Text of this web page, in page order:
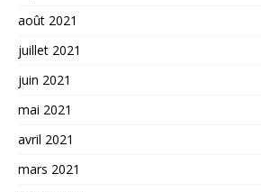
août 2021
juillet 2021
juin 2021
mai 2021
avril 2021
mars 2021